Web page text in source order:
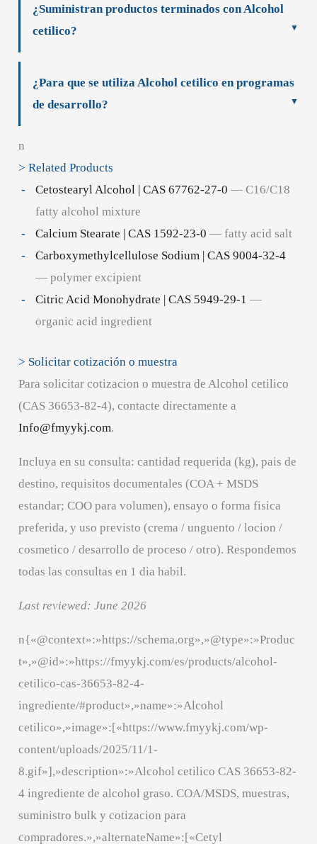
¿Suministran productos terminados con Alcohol
cetilico?
¿Para que se utiliza Alcohol cetilico en programas
de desarrollo?
n
> Related Products
Cetostearyl Alcohol | CAS 67762-27-0 — C16/C18
fatty alcohol mixture
Calcium Stearate | CAS 1592-23-0 — fatty acid salt
Carboxymethylcellulose Sodium | CAS 9004-32-4
— polymer excipient
Citric Acid Monohydrate | CAS 5949-29-1 —
organic acid ingredient
> Solicitar cotización o muestra
Para solicitar cotizacion o muestra de Alcohol cetilico
(CAS 36653-82-4), contacte directamente a
Info@fmyykj.com.
Incluya en su consulta: cantidad requerida (kg), pais de
destino, requisitos documentales (COA + MSDS
estandar; COO para volumen), ensayo o forma fisica
preferida, y uso previsto (crema / unguento / locion /
cosmetico / desarrollo de proceso / otro). Respondemos
todas las consultas en 1 dia habil.
Last reviewed: June 2026
n{«@context»:»https://schema.org»,»@type»:»Produc
t»,»@id»:»https://fmyykj.com/es/products/alcohol-
cetilico-cas-36653-82-4-
ingrediente/#product»,»name»:»Alcohol
cetilico»,»image»:[«https://www.fmyykj.com/wp-
content/uploads/2025/11/1-
8.gif»],»description»:»Alcohol cetilico CAS 36653-82-
4 ingrediente de alcohol graso. COA/MSDS, muestras,
suministro bulk y cotizacion para
compradores.»,»alternateName»:[«Cetyl